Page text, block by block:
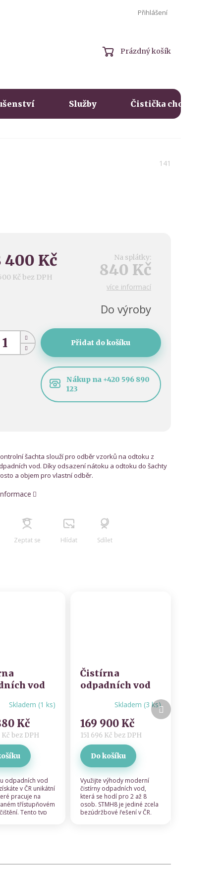
Přihlášení
NÁKUPNÍ
Prázdný košík
Služby Čistička chovné
141
400 Kč
Kč bez DPH
Na splátky:
840 Kč
více informací
Do výroby
Přidat do košíku
Nákup na +420 596 890
123
šachta slouží pro odběr vzorků na odtoku z
vod. Díky odsazení nátoku a odtoku do šachty
a objem pro vlastní odběr.
Zeptat se Hlídat Sdílet
vod
-
Skladem (1 ks)
bez DPH
Kč
odpadních vod
v ČR unikátní
pracuje na
třístupňovém
Tento typ
Čistírna
odpadních vod
Hellstein
STMH8-
bezúdržbová
3stupňová
technologie
produktu
je
4,0
z 5
hvězdiček.
Skladem(3 ks)
151 696 Kč bez DPH
169 900 Kč
Do košíku
Využijte výhody moderní
čistírny odpadních vod,
která se hodí pro 2 až 8
osob. STMH8 je jediné zcela
bezúdržbové řešení v ČR,
Další
produkt
Chat zákaznické podpory